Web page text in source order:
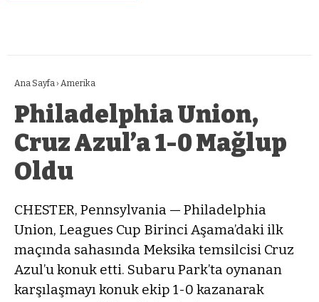
Ana Sayfa › Amerika
Philadelphia Union,
Cruz Azul’a 1-0 Mağlup
Oldu
CHESTER, Pennsylvania — Philadelphia
Union, Leagues Cup Birinci Aşama’daki ilk
maçında sahasında Meksika temsilcisi Cruz
Azul’u konuk etti. Subaru Park’ta oynanan
karşılaşmayı konuk ekip 1-0 kazanarak